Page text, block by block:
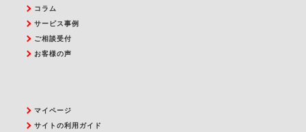
コラム
サービス事例
ご相談受付
お客様の声
マイページ
サイトの利用ガイド